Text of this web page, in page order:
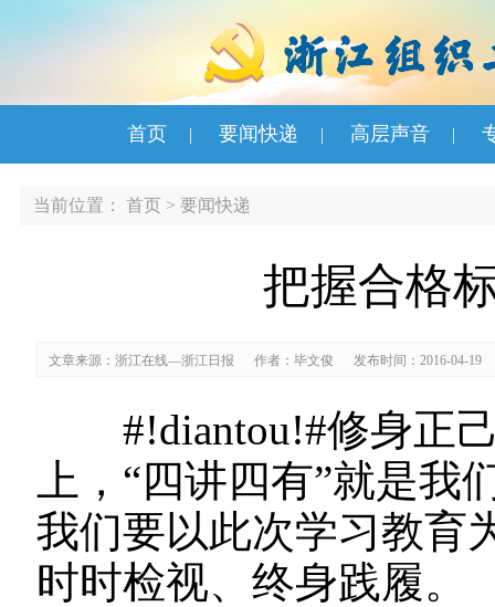
首页 | 要闻快递 | 高层声音 |
当前位置： 首页 > 要闻快递
把握合格
文章来源：浙江在线—浙江日报 作者：毕文俊 发布时间：2016-04-19
#!diantou!#修身正己
上，“四讲四有”就是我
我们要以此次学习教育
时时检视、终身践履。